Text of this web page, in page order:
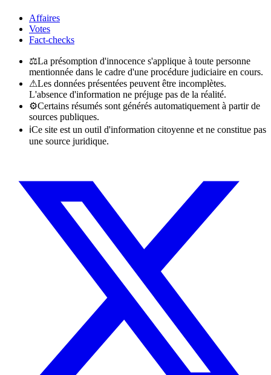
Affaires
Votes
Fact-checks
⚖La présomption d'innocence s'applique à toute personne
mentionnée dans le cadre d'une procédure judiciaire en cours.
⚠Les données présentées peuvent être incomplètes.
L'absence d'information ne préjuge pas de la réalité.
⚙Certains résumés sont générés automatiquement à partir de
sources publiques.
ℹCe site est un outil d'information citoyenne et ne constitue pas
une source juridique.